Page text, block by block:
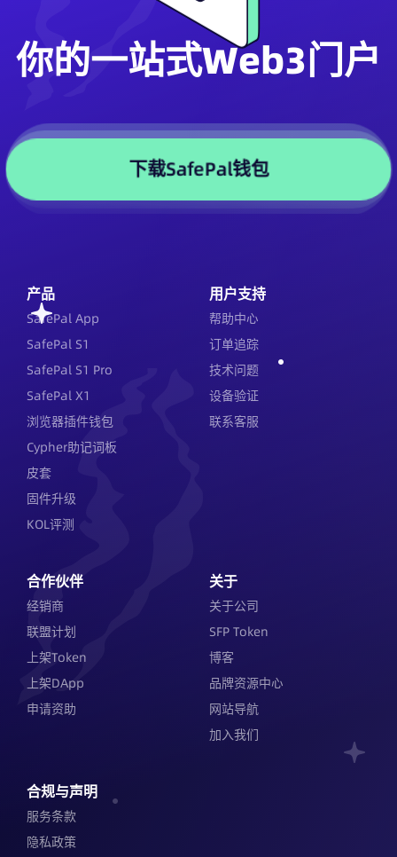
你的一站式Web3门户
下载SafePal钱包
产品
SafePal App
SafePal S1
SafePal S1 Pro
SafePal X1
浏览器插件钱包
Cypher助记词板
皮套
固件升级
KOL评测
用户支持
帮助中心
订单追踪
技术问题
设备验证
联系客服
合作伙伴
经销商
联盟计划
上架Token
上架DApp
申请资助
关于
关于公司
SFP Token
博客
品牌资源中心
网站导航
加入我们
合规与声明
服务条款
隐私政策